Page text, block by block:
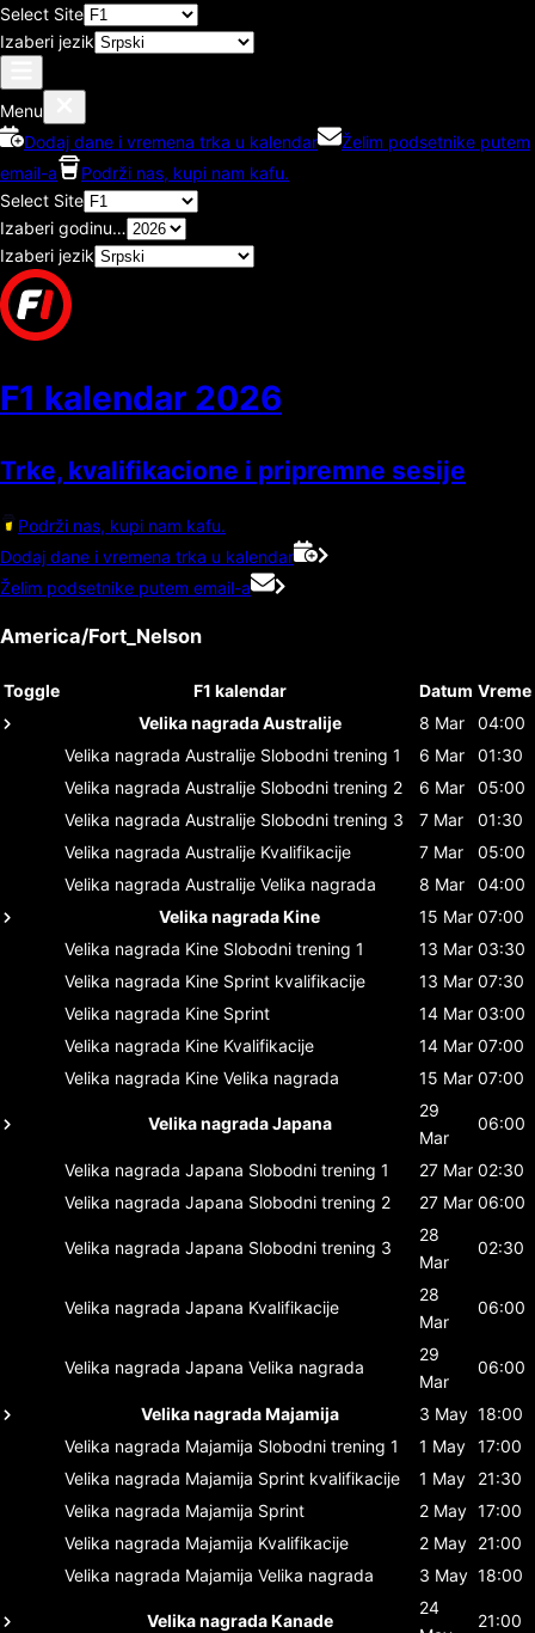
Select Site
Izaberi jezik
Menu
Dodaj dane i vremena trka u kalendar
Želim podsetnike putem
email-a
Podrži nas, kupi nam kafu.
Select Site
Izaberi godinu…
Izaberi jezik
F1 kalendar 2026
Trke, kvalifikacione i pripremne sesije
Podrži nas, kupi nam kafu.
Dodaj dane i vremena trka u kalendar
Želim podsetnike putem email-a
America/Fort_Nelson
Toggle F1 kalendar Datum Vreme
Velika nagrada Australije
8 Mar
04:00
Velika nagrada Australije Slobodni trening 1 6 Mar
01:30
Velika nagrada Australije Slobodni trening 2 6 Mar
05:00
Velika nagrada Australije Slobodni trening 3 7 Mar
01:30
Velika nagrada Australije Kvalifikacije 7 Mar
05:00
Velika nagrada Australije Velika nagrada 8 Mar
04:00
Velika nagrada Kine
15 Mar 07:00
Velika nagrada Kine Slobodni trening 1 13 Mar 03:30
Velika nagrada Kine Sprint kvalifikacije 13 Mar 07:30
Velika nagrada Kine Sprint 14 Mar 03:00
Velika nagrada Kine Kvalifikacije 14 Mar 07:00
Velika nagrada Kine Velika nagrada 15 Mar 07:00
Velika nagrada Japana
29
Mar
06:00
Velika nagrada Japana Slobodni trening 1 27 Mar 02:30
Velika nagrada Japana Slobodni trening 2 27 Mar 06:00
Velika nagrada Japana Slobodni trening 3
28
Mar
02:30
Velika nagrada Japana Kvalifikacije
28
Mar
06:00
Velika nagrada Japana Velika nagrada
29
Mar
06:00
Velika nagrada Majamija 3 May 18:00
Velika nagrada Majamija Slobodni trening 1 1 May 17:00
Velika nagrada Majamija Sprint kvalifikacije 1 May
21:30
Velika nagrada Majamija Sprint 2 May 17:00
Velika nagrada Majamija Kvalifikacije 2 May 21:00
Velika nagrada Majamija Velika nagrada 3 May 18:00
Velika nagrada Kanade
24
21:00